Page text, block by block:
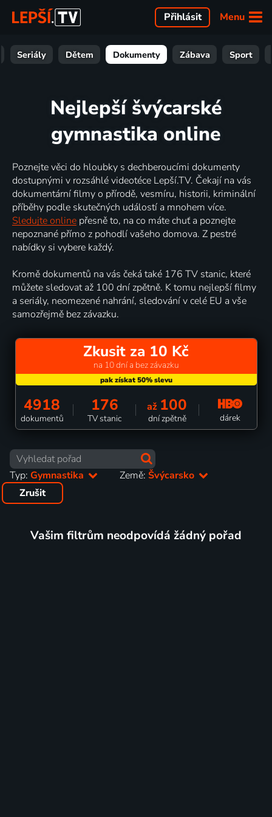
Menu
Přihlásit
Seriály Dětem Dokumenty Zábava Sport
Nejlepší švýcarské
gymnastika online
Poznejte věci do hloubky s dechberoucími dokumenty
dostupnými v rozsáhlé videotéce Lepší.TV. Čekají na vás
dokumentární filmy o přírodě, vesmíru, historii, kriminální
příběhy podle skutečných událostí a mnohem více.
Sledujte online přesně to, na co máte chuť a poznejte
nepoznané přímo z pohodlí vašeho domova. Z pestré
nabídky si vybere každý.
Kromě dokumentů na vás čeká také 176 TV stanic, které
můžete sledovat až 100 dní zpětně. K tomu nejlepší filmy
a seriály, neomezené nahrání, sledování v celé EU a vše
samozřejmě bez závazku.
Zkusit za 10 Kč
na 10 dní a bez závazku
4918
dokumentů
176
TV stanic
až 100
dní zpětně dárek
Typ: Gymnastika Země:Švýcarsko
Zrušit
Vašim filtrům neodpovídá žádný pořad